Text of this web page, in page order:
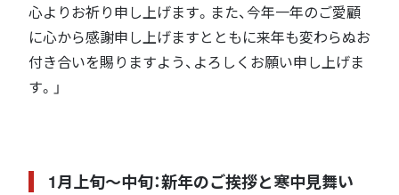
心よりお祈り申し上げます。また、今年一年のご愛顧
に心から感謝申し上げますとともに来年も変わらぬお
付き合いを賜りますよう、よろしくお願い申し上げま
す。」
1月上旬〜中旬：新年のご挨拶と寒中見舞い